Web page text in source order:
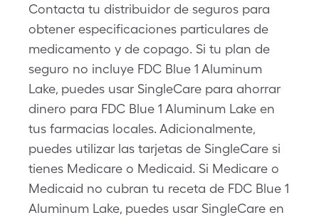
Contacta tu distribuidor de seguros para
obtener especificaciones particulares de
medicamento y de copago. Si tu plan de
seguro no incluye FDC Blue 1 Aluminum
Lake, puedes usar SingleCare para ahorrar
dinero para FDC Blue 1 Aluminum Lake en
tus farmacias locales. Adicionalmente,
puedes utilizar las tarjetas de SingleCare si
tienes Medicare o Medicaid. Si Medicare o
Medicaid no cubran tu receta de FDC Blue 1
Aluminum Lake, puedes usar SingleCare en